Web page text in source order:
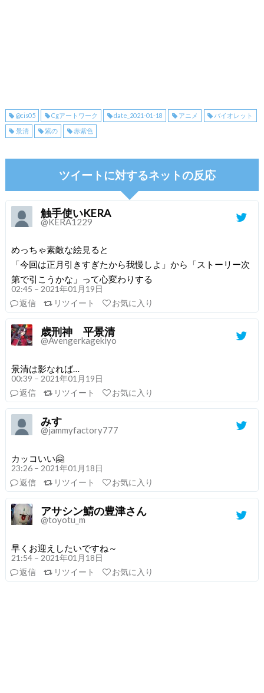
@cis05 Cgアートワーク date_2021-01-18 アニメ バイオレット
景清 紫の 赤紫色
ツイートに対するネットの反応
触手使いKERA
@KERA1229
めっちゃ素敵な絵見ると
「今回は正月引きすぎたから我慢しよ」から「ストーリー次
第で引こうかな」って心変わりする
02:45 – 2021年01月19日
返信
リツイート お気に入り
歳刑神 平景清
@Avengerkagekiyo
景清は影なれば…
00:39 – 2021年01月19日
返信
リツイート お気に入り
みす
@jammyfactory777
カッコいい🤗
23:26 – 2021年01月18日
返信
リツイート お気に入り
アサシン鯖の豊津さん
@toyotu_m
早くお迎えしたいですね～
21:54 – 2021年01月18日
返信
リツイート お気に入り